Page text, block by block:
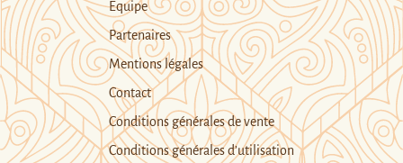
Equipe
Partenaires
Mentions légales
Contact
Conditions générales de vente
Conditions générales d’utilisation